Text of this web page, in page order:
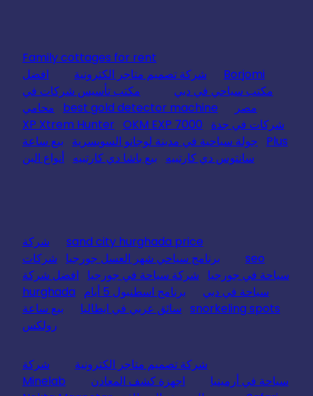
Family cottages for rent
Borjomi
شركة تصميم متاجر الكترونية
افضل
مكتب سياحي في دبي
مكتب تأسيس شركات في
مصر
best gold detector machine
محامي
شركات في جدة
XP Xtrem Hunter OKM EXP 7000
Plus
جولة سياحية في مدينة لوجانو السويسرية
بيع ساعة
سانتوس دي كارتييه
بيع باشا دي كارتييه أنواع البن
sand city hurghada price
شركة
seo
برنامج سياحي شهر العسل جورجيا
شركات
سياحة في جورجيا
شركة سياحة في جورجيا
افضل شركة
سياحة في دبي
برنامج اسطنبول 5 أيام
hurghada
snorkeling spots سائق عربي في ايطاليا
بيع ساعة
رولكس
شركة تصميم متاجر الكترونية
شركة
سياحة في أرمينيا
اجهزة كشف المعادن
Minelab